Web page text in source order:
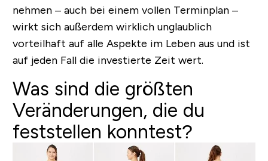
nehmen – auch bei einem vollen Terminplan –
wirkt sich außerdem wirklich unglaublich
vorteilhaft auf alle Aspekte im Leben aus und ist
auf jeden Fall die investierte Zeit wert.
Was sind die größten
Veränderungen, die du
feststellen konntest?